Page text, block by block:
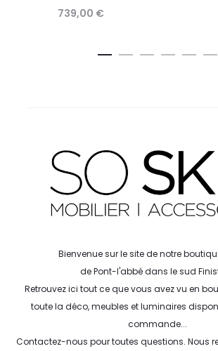
739,00 €
Bienvenue sur le site de notre
de Pont-l'abbé dans le sud
Retrouvez ici tout ce que vous avez vu en
toute la déco, meubles et luminaires
commande...
Contactez-nous pour toutes questions. Nous